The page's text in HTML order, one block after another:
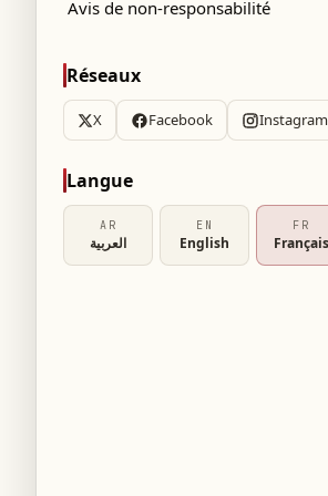
institutions touristiques
début des excursions
Avis de non-responsabilité
Réseaux
X Facebook Instagram
Langue
AR
العربية
EN
English
FR
Français